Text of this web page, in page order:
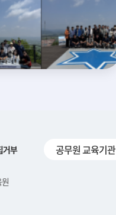
공무원 교육기관
거부